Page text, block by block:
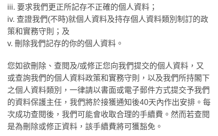
iii. 要求我們更正所記存不正確的個人資料；
iv. 查證我們(不時)就個人資料及持存個人資料類別制訂的政
策和實務守則；及
v. 刪除我們記存的你的個人資料。
您如欲刪除、查閱及/或修正您向我們提交的個人資料，又
或查詢我們的個人資料政策和實務守則，以及我們所持閣下
之個人資料類別，一律請以書面或電子郵件方式提交予我們
的資料保護主任，我們將於接獲通知後40天內作出安排。每
次成功查閱後，我們可能會收取合理的手續費。然而若查閱
是為刪除或修正資料，該手續費將可獲豁免。